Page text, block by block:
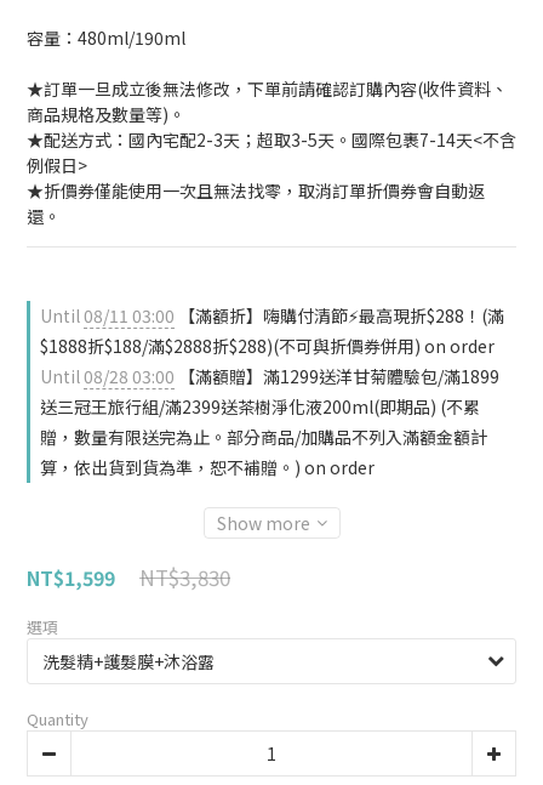
容量：480ml/190ml
★訂單一旦成立後無法修改，下單前請確認訂購內容(收件資料、
商品規格及數量等)。
★配送方式：國內宅配2-3天；超取3-5天。國際包裹7-14天<不含
例假日>
★折價券僅能使用一次且無法找零，取消訂單折價券會自動返
還。
Until08/11 03:00 【滿額折】嗨購付清節⚡最高現折$288！(滿
$1888折$188/滿$2888折$288)(不可與折價券併用) on order
Until08/28 03:00 【滿額贈】滿1299送洋甘菊體驗包/滿1899
送三冠王旅行組/滿2399送茶樹淨化液200ml(即期品) (不累
贈，數量有限送完為止。部分商品/加購品不列入滿額金額計
算，依出貨到貨為準，恕不補贈。) on order
Show more
NT$1,599 NT$3,830
選項
Quantity